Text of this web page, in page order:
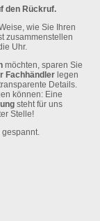
den Rückruf.
wie Sie Ihren
zusammenstellen
Uhr.
möchten, sparen Sie
Fachhändler legen
Details.
können: Eine
steht für uns
Stelle!
gespannt.